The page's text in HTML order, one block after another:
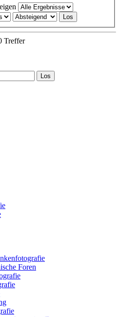
Treffer
Foren